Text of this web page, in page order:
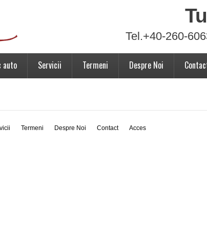
Tel.+40-260-
auto Servicii Termeni Despre Noi
Termeni Despre Noi Contact Acces